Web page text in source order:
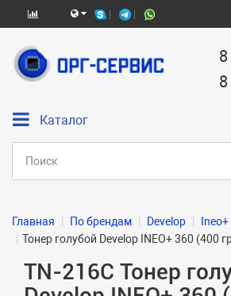
Каталог
Главная По брендам Develop Ineo+
Тонер голубой Develop INEO+ 360 (400
TN-216C Тонер